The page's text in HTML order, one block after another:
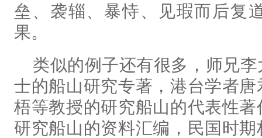
垒、袭辎、暴恃、见瑕而后复
果。
类似的例子还有很多，师兄
士的船山研究专著，港台学者
梧等教授的研究船山的代表性
研究船山的资料汇编，民国时